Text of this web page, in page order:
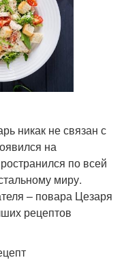
никак не связан с
на
по всей
миру.
– повара Цезаря
рецептов